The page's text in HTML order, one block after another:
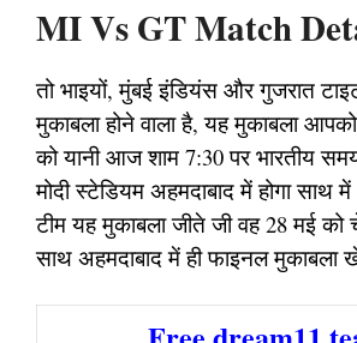
MI Vs GT Match
तो भाइयों, मुंबई इंडियंस और गुजरात
मुकाबला होने वाला है, यह मुकाबला
को यानी आज शाम 7:30 पर भारतीय
मोदी स्टेडियम अहमदाबाद में होगा साथ
टीम यह मुकाबला जीते जी वह 28 मई
साथ अहमदाबाद में ही फाइनल मुकाबला